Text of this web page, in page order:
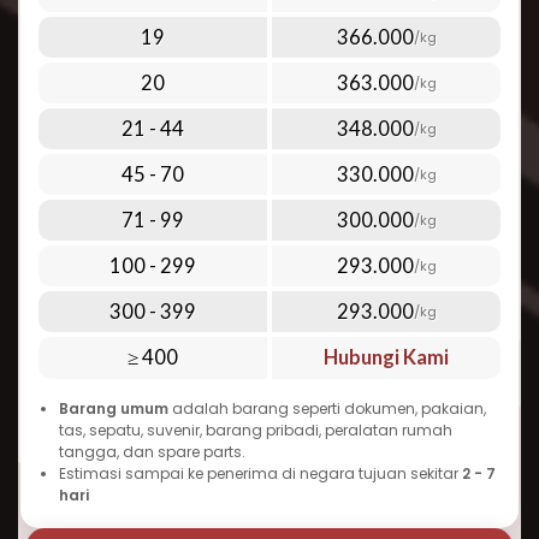
Di bawah 1 kg: mulai dari Rp 1.022.000,-
Di atas 100 kg: mulai dari Rp 293.000,- per kg
Lihat harga lengkap terbaru melalui tabel
tarif pengiriman yang ada di halaman
Perlu diingat bahwa biaya kirim paket ke
berat, dimensi, jenis barang, dan layanan
tambahan yang dipilih. Semakin banyak
barang yang Anda kirim sekaligus, semakin
ekonomis tarif per kilogramnya. Inilah yang
menjadikan Repack.id pilihan terbaik untuk
cara kirim paket murah ke Islandia tanpa
mengorbankan kualitas dan kecepatan.
Waktu Pengiriman Paket ke Islandia
yang Dapat Diandalkan
Salah satu pertanyaan umum seputar
pengiriman ke Islandia adalah “berapa lama
19 366.000/kg
20 363.000/kg
21 - 44 348.000/kg
45 - 70 330.000/kg
71 - 99 300.000/kg
100 - 299 293.000/kg
300 - 399 293.000/kg
≥ 400 Hubungi Kami
Barang umum adalah barang seperti dokumen, pakaian,
tas, sepatu, suvenir, barang pribadi, peralatan rumah
tangga, dan spare parts.
Estimasi sampai ke penerima di negara tujuan sekitar 2 - 7
hari